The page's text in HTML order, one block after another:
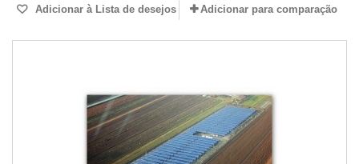
Adicionar à Lista de desejos Adicionar para comparação